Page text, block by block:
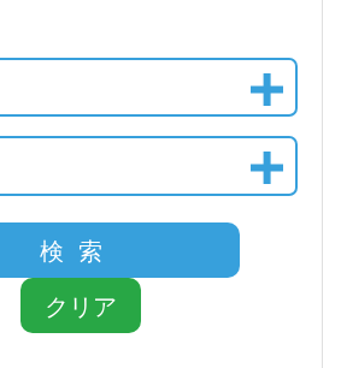
検 索
クリア